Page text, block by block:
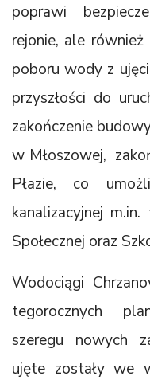
poprawi
rejonie, ale
poboru wody z
przyszłości do
zakończenie
w Młoszowej,
Płazie, co
kanalizacyjnej
Społecznej oraz
Wodociągi
tegorocznych
szeregu nowych
ujęte zostały we